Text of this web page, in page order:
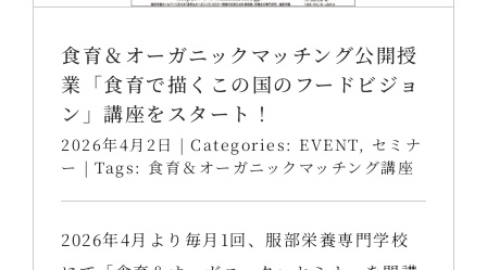
食育＆オーガニックマッチング公開授
業「食育で描くこの国のフードビジョ
ン」講座をスタート！
2026年4月2日 | Categories: EVENT, セミナ
ー | Tags: 食育＆オーガニックマッチング講座
2026年4月より毎月1回、服部栄養専門学校